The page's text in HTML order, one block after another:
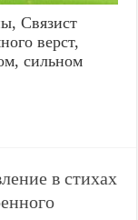
Связист
верст,
сильном
в стихах